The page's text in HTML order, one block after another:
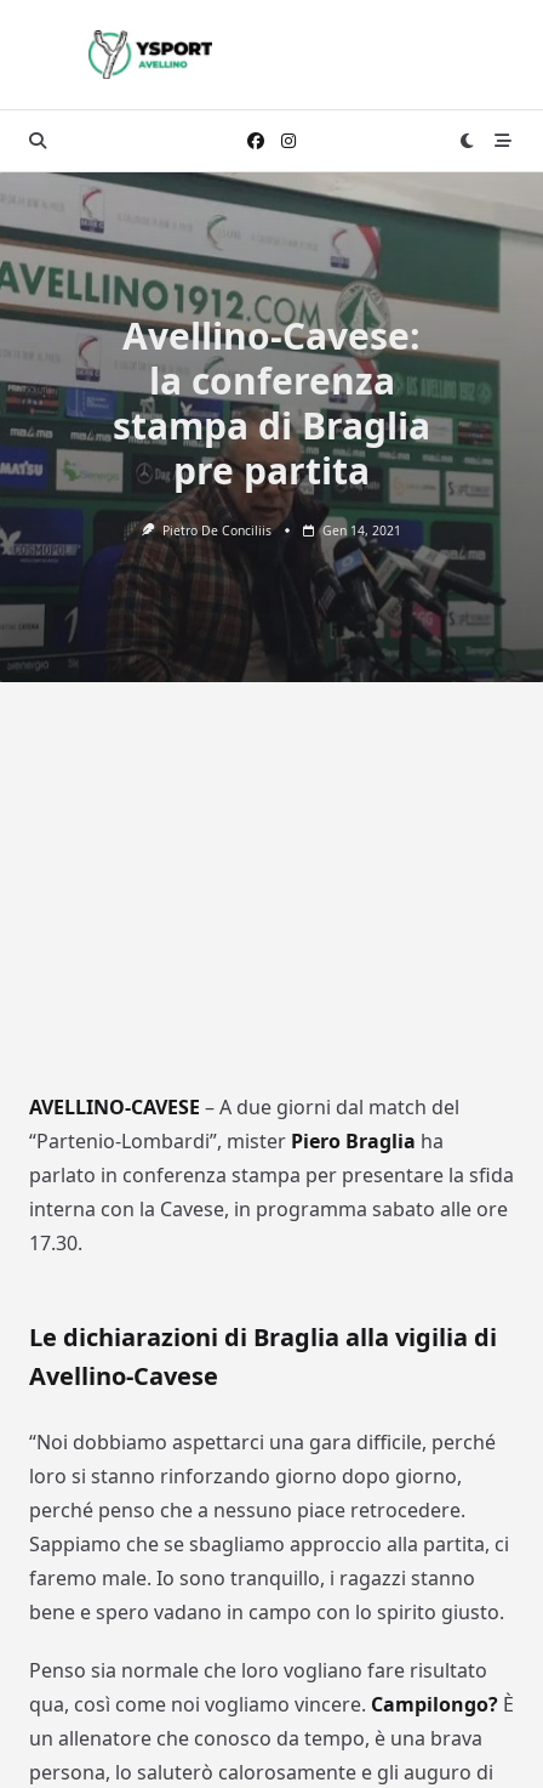
Avellino-Cavese:
la conferenza
stampa di Braglia
pre partita
Pietro De Conciliis Gen 14, 2021
AVELLINO-CAVESE – A due giorni dal match del
“Partenio-Lombardi”, mister Piero Braglia ha
parlato in conferenza stampa per presentare la sfida
interna con la Cavese, in programma sabato alle ore
17.30.
Le dichiarazioni di Braglia alla vigilia di
Avellino-Cavese
“Noi dobbiamo aspettarci una gara difficile, perché
loro si stanno rinforzando giorno dopo giorno,
perché penso che a nessuno piace retrocedere.
Sappiamo che se sbagliamo approccio alla partita, ci
faremo male. Io sono tranquillo, i ragazzi stanno
bene e spero vadano in campo con lo spirito giusto.
Penso sia normale che loro vogliano fare risultato
qua, così come noi vogliamo vincere. Campilongo? È
un allenatore che conosco da tempo, è una brava
persona, lo saluterò calorosamente e gli auguro di